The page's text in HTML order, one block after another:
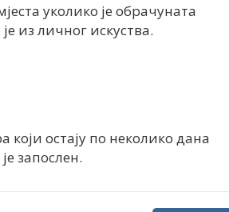
уколико је обрачуната
из личног искуства.
остају по неколико дана
запослен.